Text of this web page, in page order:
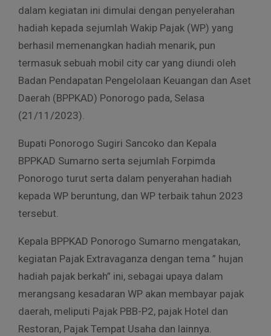
dalam kegiatan ini dimulai dengan penyelerahan
hadiah kepada sejumlah Wakip Pajak (WP) yang
berhasil memenangkan hadiah menarik, pun
termasuk sebuah mobil city car yang diundi oleh
Badan Pendapatan Pengelolaan Keuangan dan Aset
Daerah (BPPKAD) Ponorogo pada, Selasa
(21/11/2023).
Bupati Ponorogo Sugiri Sancoko dan Kepala
BPPKAD Sumarno serta sejumlah Forpimda
Ponorogo turut serta dalam penyerahan hadiah
kepada WP beruntung, dan WP terbaik tahun 2023
tersebut.
Kepala BPPKAD Ponorogo Sumarno mengatakan,
kegiatan Pajak Extravaganza dengan tema ” hujan
hadiah pajak berkah” ini, sebagai upaya dalam
merangsang kesadaran WP akan membayar pajak
daerah, meliputi Pajak PBB-P2, pajak Hotel dan
Restoran, Pajak Tempat Usaha dan lainnya.